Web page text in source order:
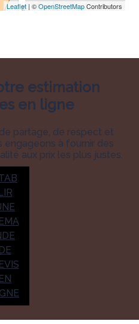
Leaflet| ©OpenStreetMapContributors
estimation
en ligne
partage, de respect et
engageons à fournir des
aux prix les plus justes.
LIR
DE
EN